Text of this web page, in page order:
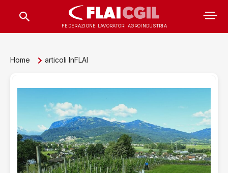
FEDERAZIONE LAVORATORI AGROINDUSTRIA
Home articoli InFLAI